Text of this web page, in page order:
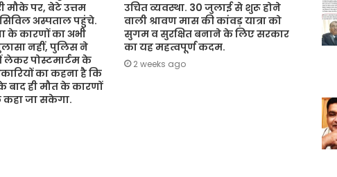
मौके पर, बेटे उत्तम
अस्पताल पहुंचे.
के कारणों का अभी
नहीं, पुलिस ने
पोस्टमार्टम के
का कहना है कि
बाद ही मौत के कारणों
जा सकेगा.
उचित व्यवस्था. 30 जुलाई से शुरू होने
वाली श्रावण मास की कांवड़ यात्रा को
सुगम व सुरक्षित बनाने के लिए सरकार
का यह महत्वपूर्ण कदम.
2 weeks ago